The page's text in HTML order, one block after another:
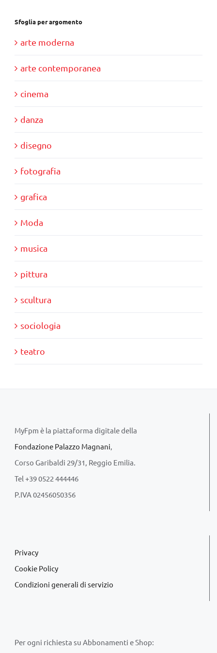
Sfoglia per argomento
arte moderna
arte contemporanea
cinema
danza
disegno
fotografia
grafica
Moda
musica
pittura
scultura
sociologia
teatro
MyFpm è la piattaforma digitale della
Fondazione Palazzo Magnani,
Corso Garibaldi 29/31, Reggio Emilia.
Tel +39 0522 444446
P.IVA 02456050356
Privacy
Cookie Policy
Condizioni generali di servizio
Per ogni richiesta su Abbonamenti e Shop: